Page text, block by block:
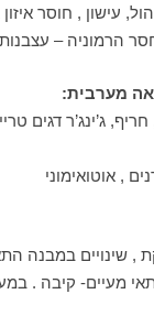
, חוסר איזון ב 5
מערבית:
, שינויים במבנה
תאי מעיים- קיבה .